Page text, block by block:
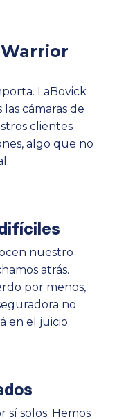
LaBovick
cámaras de
clientes
algo que no
nuestro
atrás.
por menos,
no
en el juicio.
sí solos. Hemos